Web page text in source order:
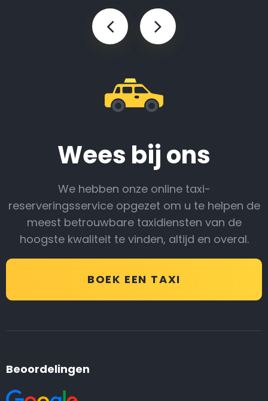
Wees bij ons
We hebben onze online taxi-
reserveringsservice opgezet om u te helpen de
meest betrouwbare taxidiensten van de
hoogste kwaliteit te vinden, altijd en overal.
BOEK EEN TAXI
Beoordelingen